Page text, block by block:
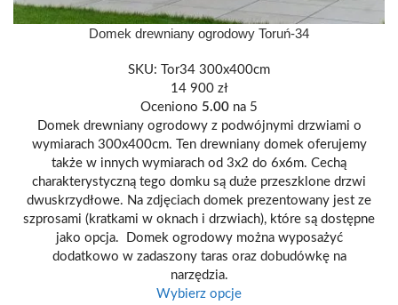
Domek drewniany ogrodowy Toruń-34
SKU:
Tor34 300x400cm
14 900 zł
Oceniono 5.00 na 5
Domek drewniany ogrodowy z podwójnymi drzwiami o
wymiarach 300x400cm. Ten drewniany domek oferujemy
także w innych wymiarach od 3x2 do 6x6m. Cechą
charakterystyczną tego domku są duże przeszklone drzwi
dwuskrzydłowe. Na zdjęciach domek prezentowany jest ze
szprosami (kratkami w oknach i drzwiach), które są dostępne
jako opcja. Domek ogrodowy można wyposażyć
dodatkowo w zadaszony taras oraz dobudówkę na
narzędzia.
Wybierz opcje